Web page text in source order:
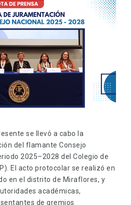
se llevó a cabo la
del flamante Consejo
2025–2028 del Colegio de
El acto protocolar se realizó en
en el distrito de Miraflores, y
académicas,
de gremios